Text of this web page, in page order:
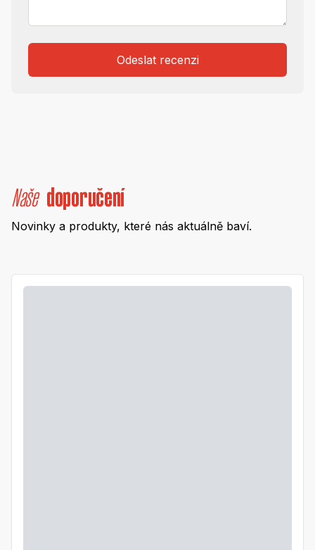
Odeslat recenzi
Naše doporučení
Novinky a produkty, které nás aktuálně baví.